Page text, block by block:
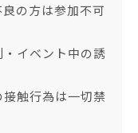
の方は参加不可
・イベント中の誘
接触行為は一切禁